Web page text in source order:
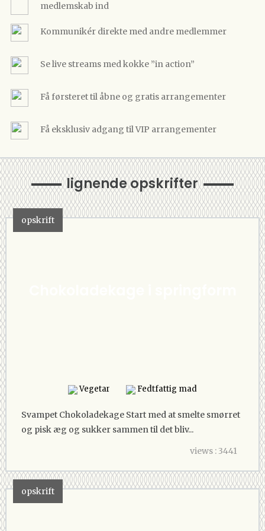
medlemskab ind
Kommunikér direkte med andre medlemmer
Se live streams med kokke ”in action”
Få førsteret til åbne og gratis arrangementer
Få eksklusiv adgang til VIP arrangementer
lignende opskrifter
opskrift
Vegetar Fedtfattig mad
Svampet Chokoladekage Start med at smelte smørret
og pisk æg og sukker sammen til det bliv...
views : 3441
opskrift